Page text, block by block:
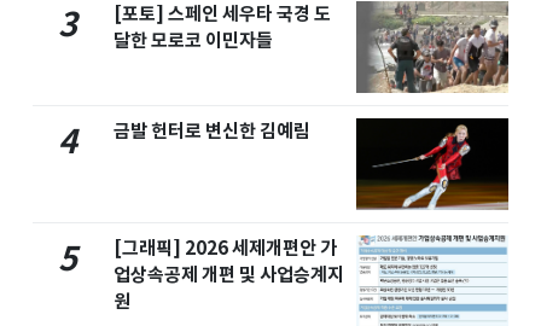
3
[포토] 스페인 세우타 국경 도
달한 모로코 이민자들
4 금발 헌터로 변신한 김예림
5
[그래픽] 2026 세제개편안 가
업상속공제 개편 및 사업승계지
원